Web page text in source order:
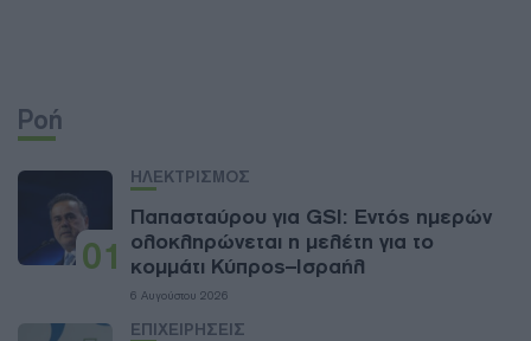
Ροή
01
ΗΛΕΚΤΡΙΣΜΟΣ
Παπασταύρου για GSI: Εντός ημερών
ολοκληρώνεται η μελέτη για το
κομμάτι Κύπρος–Ισραήλ
6 Αυγούστου 2026
ΕΠΙΧΕΙΡΗΣΕΙΣ